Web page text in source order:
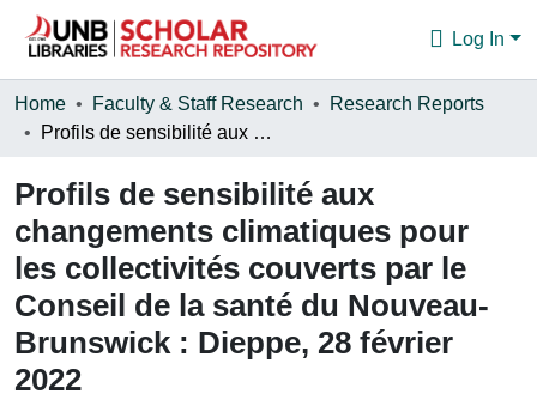
Log In
Communities & Collections
Statistics
About
Home Faculty & Staff Research
Research Reports
Profils de sensibilité aux changements climatiques pour les collectivités couverts par le Conseil de la santé du Nouveau-Brunswick : Dieppe, 28 février 2022
Profils de sensibilité aux
changements climatiques pour
les collectivités couverts par le
Conseil de la santé du Nouveau-
Brunswick : Dieppe, 28 février
2022